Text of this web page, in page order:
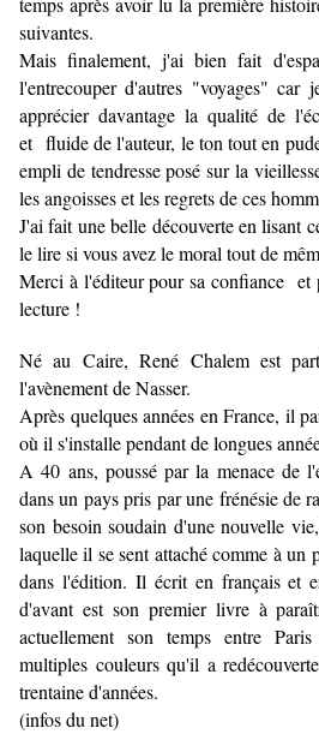
suivantes.
Mais finalement, j'ai bien fait
l'entrecouper d'autres "voyages" car
apprécier davantage la qualité de
et fluide de l'auteur, le ton tout en
empli de tendresse posé sur la
les angoisses et les regrets de ces
J'ai fait une belle découverte en lisant
le lire si vous avez le moral tout de
Merci à l'éditeur pour sa confiance et
lecture !
Né au Caire, René Chalem est
l'avènement de Nasser.
Après quelques années en France, il
où il s'installe pendant de longues
A 40 ans, poussé par la menace de
dans un pays pris par une frénésie de
son besoin soudain d'une nouvelle
laquelle il se sent attaché comme à un
dans l'édition. Il écrit en français et
d'avant est son premier livre à
actuellement son temps entre
multiples couleurs qu'il a
trentaine d'années.
(infos du net)